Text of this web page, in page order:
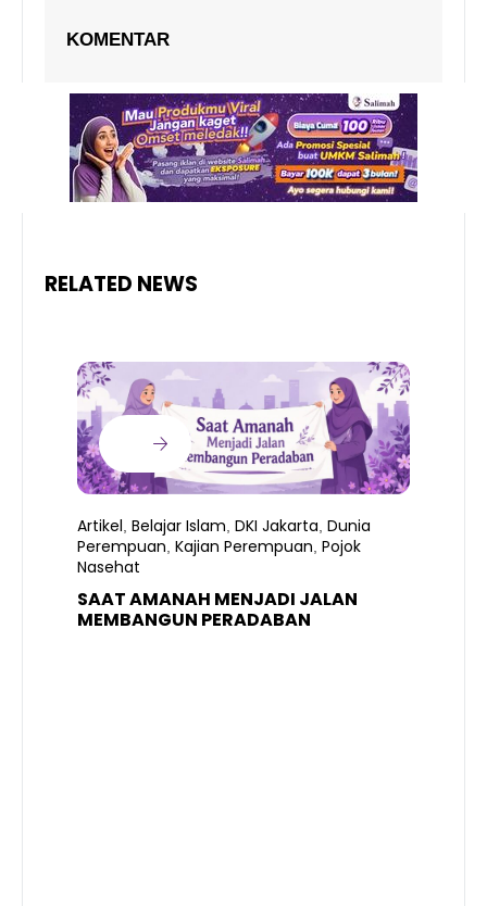
KOMENTAR
RELATED NEWS
Artikel Belajar Islam DKI Jakarta Dunia
Perempuan Kajian Perempuan Pojok
Nasehat
SAAT AMANAH MENJADI JALAN
MEMBANGUN PERADABAN